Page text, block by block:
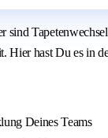
hast Du es in
Deines Teams